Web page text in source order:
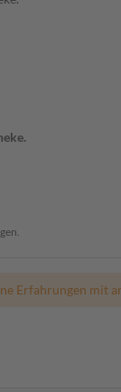
Erfahrungen mit